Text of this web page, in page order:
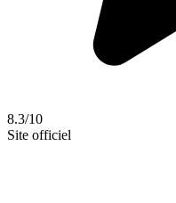
8.3/10
Site officiel